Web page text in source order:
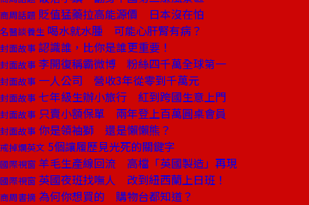
商周話題 貶值猛藥拉高能源價 日本沒在怕
名醫談養生 喝水就水腫 可能心肝腎有病？
封面故事 認識誰，比你是誰更重要！
封面故事 李開復稱霸微博 粉絲四千萬全球第一
封面故事 一人公司 營收3年從零到千萬元
封面故事 七年級生辦小旅行 紅到跨國生意上門
封面故事 只賣小額保單 兩年登上百萬圓桌會員
封面故事 你是領袖獅 還是懶懶熊？
戒掉爛英文 5個讓履歷見光死的關鍵字
國際視窗 羊毛生產線回流 高檔「英國製造」再現
國際視窗 英國夜班找嘸人 改到紐西蘭上日班！
商周書摘 為何你想買的 購物台都知道？